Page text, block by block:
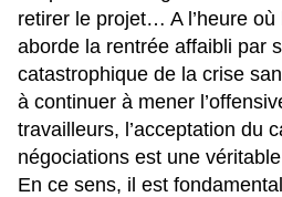
retirer le projet… A l’heure
aborde la rentrée affaibli par
catastrophique de la crise
à continuer à mener
travailleurs, l’acceptation du
négociations est une
En ce sens, il est